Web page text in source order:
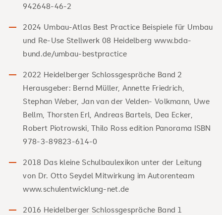
942648-46-2
2024 Umbau-Atlas Best Practice Beispiele für Umbau
und Re-Use Stellwerk 08 Heidelberg www.bda-
bund.de/umbau-bestpractice
2022 Heidelberger Schlossgespräche Band 2
Herausgeber: Bernd Müller, Annette Friedrich,
Stephan Weber, Jan van der Velden- Volkmann, Uwe
Bellm, Thorsten Erl, Andreas Bartels, Dea Ecker,
Robert Piotrowski, Thilo Ross edition Panorama ISBN
978-3-89823-614-0
2018 Das kleine Schulbaulexikon unter der Leitung
von Dr. Otto Seydel Mitwirkung im Autorenteam
www.schulentwicklung-net.de
2016 Heidelberger Schlossgespräche Band 1